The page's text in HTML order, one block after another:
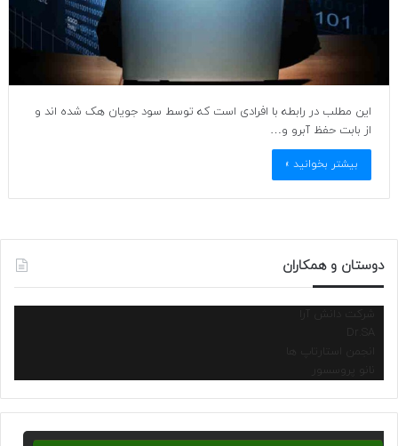
این مطلب در رابطه با افرادی است که توسط سود جویان هک شده اند و
از بابت حفظ آبرو و…
بیشتر بخوانید »
دوستان و همکاران
شرکت دانش آرا
انجمن استارتاپ ها
نانو پروسسور